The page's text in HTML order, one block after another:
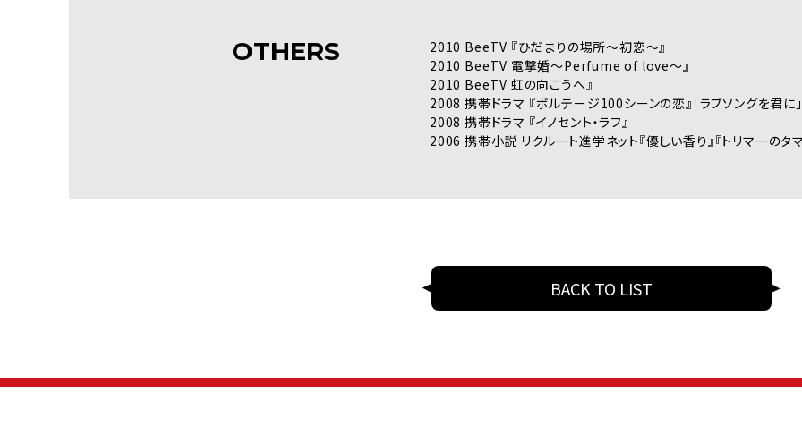
OTHERS
2010 BeeTV 『ひだまりの場所〜初恋〜』
2010 BeeTV 電撃婚〜Perfume of love〜』
2010 BeeTV 虹の向こうへ』
2008 携帯ドラマ 『ボルテージ100シーンの恋』「ラブソングを君に」
2008 携帯ドラマ 『イノセント・ラフ』
2006 携帯小説 リクルート進学ネット『優しい香り』『トリマーのタ
BACK TO LIST